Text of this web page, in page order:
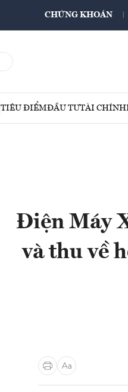
CHỨNG KHOÁN
TIÊU ĐIỂMĐẦU TƯTÀI CHÍNH
Điện Máy
và thu về